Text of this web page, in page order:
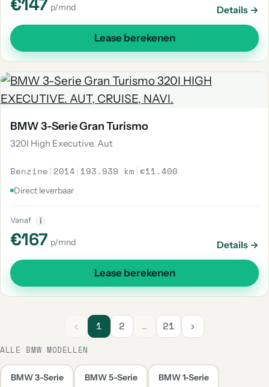
p/mnd Details →
Lease berekenen
BMW 3-Serie Gran Turismo
320I High Executive. Aut
Benzine | 2014 | 193.939 km |€11.400
Direct leverbaar
Vanaf i
€167 p/mnd Details →
Lease berekenen
‹ 1 2 … 21 ›
ALLE BMW MODELLEN
BMW 3-Serie BMW 5-Serie BMW 1-Serie